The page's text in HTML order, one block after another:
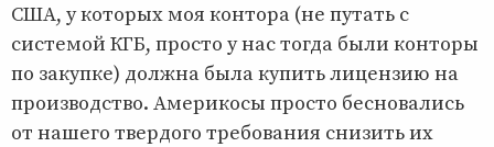
США, у которых моя контора (не путать с
системой КГБ, просто у нас тогда были конторы
по закупке) должна была купить лицензию на
производство. Америкосы просто бесновались
от нашего твердого требования снизить их